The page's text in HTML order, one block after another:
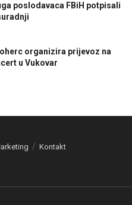
poslodavaca FBiH potpisali
organizira prijevoz na
u Vukovar
Kontakt